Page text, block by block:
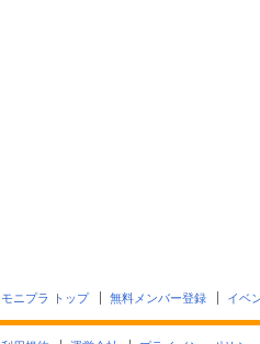
モニプラ トップ 無料メンバー登録 イベ